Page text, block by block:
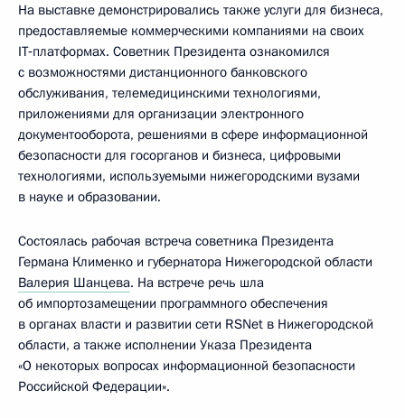
На выставке демонстрировались также услуги для бизнеса,
предоставляемые коммерческими компаниями на своих
IT‑платформах. Советник Президента ознакомился
с возможностями дистанционного банковского
обслуживания, телемедицинскими технологиями,
приложениями для организации электронного
документооборота, решениями в сфере информационной
безопасности для госорганов и бизнеса, цифровыми
технологиями, используемыми нижегородскими вузами
в науке и образовании.
Состоялась рабочая встреча советника Президента
Германа Клименко и губернатора Нижегородской области
Валерия Шанцева. На встрече речь шла
об импортозамещении программного обеспечения
в органах власти и развитии сети RSNet в Нижегородской
области, а также исполнении Указа Президента
«О некоторых вопросах информационной безопасности
Российской Федерации».